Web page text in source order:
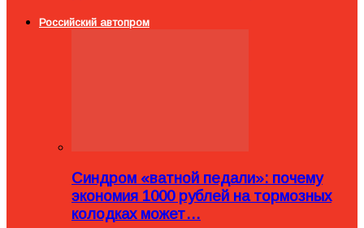
Российский автопром
Синдром «ватной педали»: почему
экономия 1000 рублей на тормозных
колодках может…